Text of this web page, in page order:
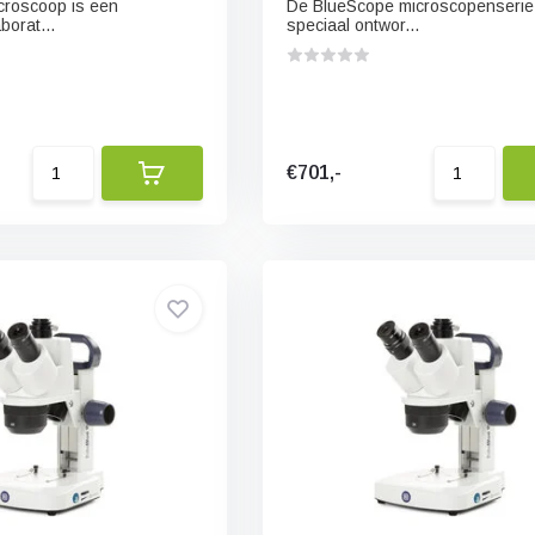
is een
De BlueScope
speciaal ontwor...
€701,-